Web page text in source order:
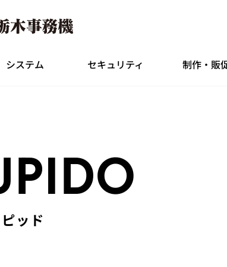
システム セキュリティ 制作・販
ッド